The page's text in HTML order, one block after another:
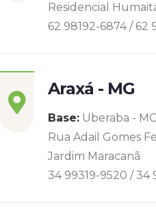
Residencial
62 98192-6874 / 62
Araxá - MG
Base: Uberaba - MG
Rua Adail Gomes
Jardim Maracanã
34 99319-9520 / 34